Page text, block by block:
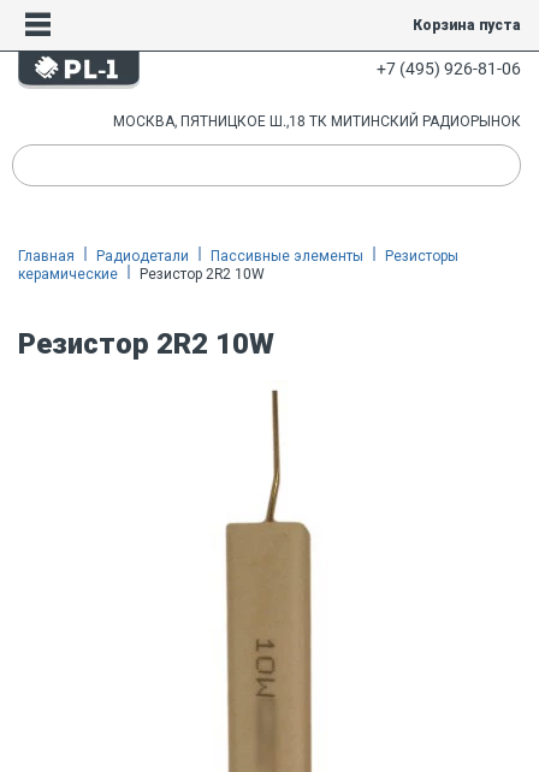
Корзина пуста
+7 (495) 926-81-06
МОСКВА, ПЯТНИЦКОЕ Ш.,18 ТК МИТИНСКИЙ РАДИОРЫНОК
Главная Радиодетали Пассивные элементы
Резисторы
керамические
Резистор 2R2 10W
Резистор 2R2 10W